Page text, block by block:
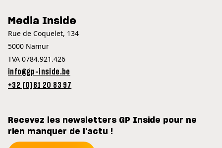
Media Inside
Rue de Coquelet, 134
5000 Namur
TVA 0784.921.426
info@gp-inside.be
+32 (0)81 20 83 97
Recevez les newsletters GP Inside pour ne
rien manquer de l'actu !